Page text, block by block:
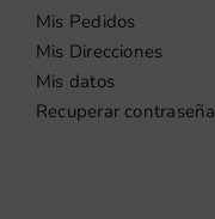
Mis Pedidos
Mis Direcciones
Mis datos
Recuperar contraseña